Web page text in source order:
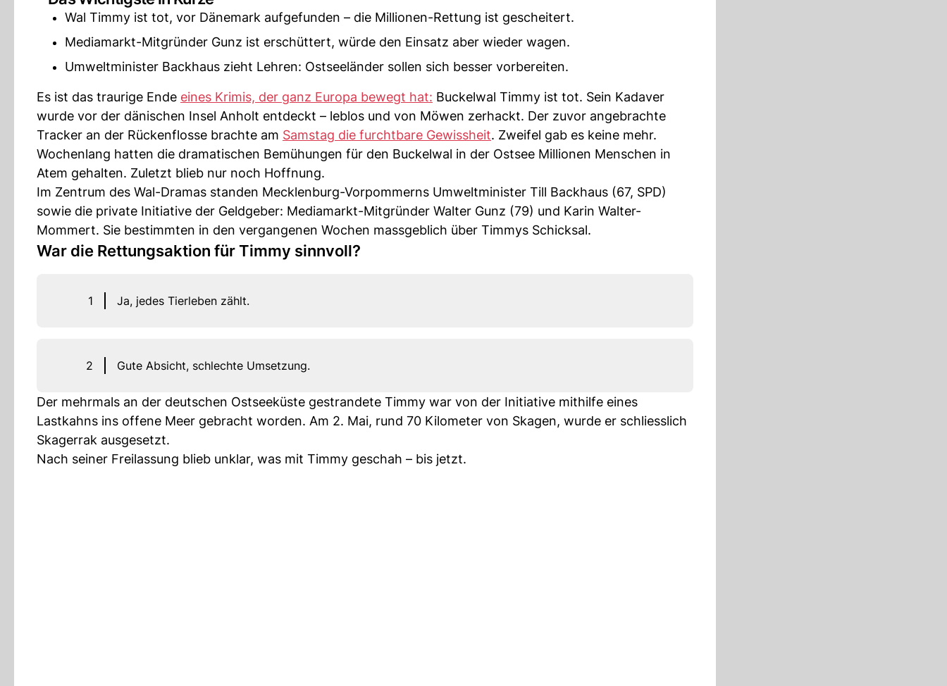
Wal Timmy ist tot, vor Dänemark aufgefunden – die Millionen-Rettung ist gescheitert.
Mediamarkt-Mitgründer Gunz ist erschüttert, würde den Einsatz aber wieder wagen.
Umweltminister Backhaus zieht Lehren: Ostseeländer sollen sich besser vorbereiten.
Es ist das traurige Ende eines Krimis, der ganz Europa bewegt hat: Buckelwal Timmy ist tot. Sein Kadaver
wurde vor der dänischen Insel Anholt entdeckt – leblos und von Möwen zerhackt. Der zuvor angebrachte
Tracker an der Rückenflosse brachte am Samstag die furchtbare Gewissheit. Zweifel gab es keine mehr.
Wochenlang hatten die dramatischen Bemühungen für den Buckelwal in der Ostsee Millionen Menschen in
Atem gehalten. Zuletzt blieb nur noch Hoffnung.
Im Zentrum des Wal-Dramas standen Mecklenburg-Vorpommerns Umweltminister Till Backhaus (67, SPD)
sowie die private Initiative der Geldgeber: Mediamarkt-Mitgründer Walter Gunz (79) und Karin Walter-
Mommert. Sie bestimmten in den vergangenen Wochen massgeblich über Timmys Schicksal.
War die Rettungsaktion für Timmy sinnvoll?
1 Ja, jedes Tierleben zählt.
2 Gute Absicht, schlechte Umsetzung.
Der mehrmals an der deutschen Ostseeküste gestrandete Timmy war von der Initiative mithilfe eines
Lastkahns ins offene Meer gebracht worden. Am 2. Mai, rund 70 Kilometer von Skagen, wurde er schliesslich
Skagerrak ausgesetzt.
Nach seiner Freilassung blieb unklar, was mit Timmy geschah – bis jetzt.